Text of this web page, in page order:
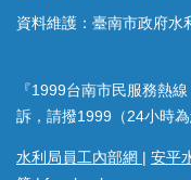
資料維護：臺南市政府水
『1999台南市民服務熱
訴，請撥1999（24小時為
水利局員工內部網 | 安平